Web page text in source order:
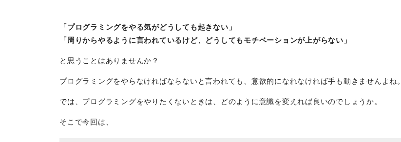
「プログラミングをやる気がどうしても起きない」
「周りからやるように言われているけど、どうしてもモチベーションが上がらない 」
と思うことはありませんか？
プログラミングをやらなければならないと言われても、意欲的になれなければ手も動きませんよね。
では、プログラミングをやりたくないときは、どのように意識を変えれば良いのでしょうか。
そこで今回は、